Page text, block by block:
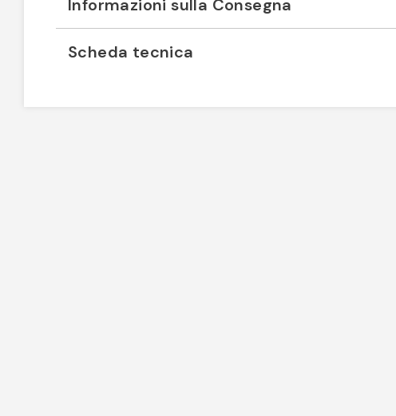
Informazioni sulla Consegna
Scheda tecnica